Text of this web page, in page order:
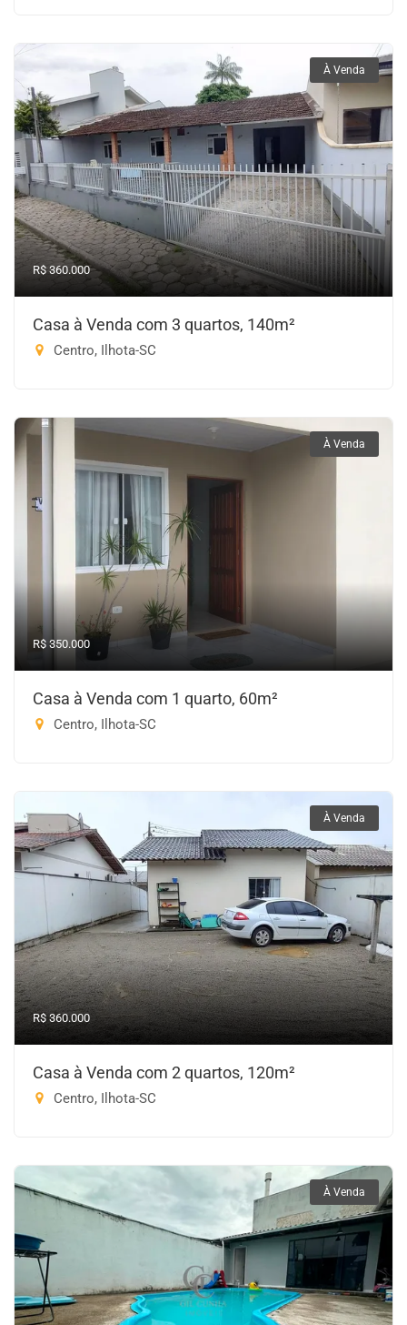
À Venda
R$ 360.000
Casa à Venda com 3 quartos, 140m²
Centro, Ilhota-SC
À Venda
R$ 350.000
Casa à Venda com 1 quarto, 60m²
Centro, Ilhota-SC
À Venda
R$ 360.000
Casa à Venda com 2 quartos, 120m²
Centro, Ilhota-SC
À Venda